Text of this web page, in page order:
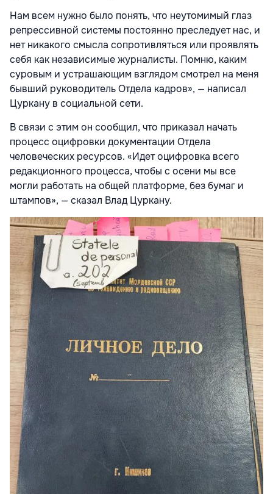
Нам всем нужно было понять, что неутомимый глаз
репрессивной системы постоянно преследует нас, и
нет никакого смысла сопротивляться или проявлять
себя как независимые журналисты. Помню, каким
суровым и устрашающим взглядом смотрел на меня
бывший руководитель Отдела кадров», — написал
Цуркану в социальной сети.
В связи с этим он сообщил, что приказал начать
процесс оцифровки документации Отдела
человеческих ресурсов. «Идет оцифровка всего
редакционного процесса, чтобы с осени мы все
могли работать на общей платформе, без бумаг и
штампов», — сказал Влад Цуркану.